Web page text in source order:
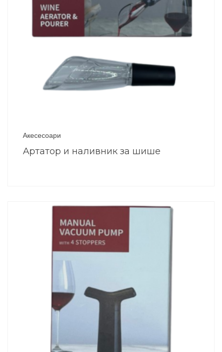
Акесесоари
Артатор и наливник за шише